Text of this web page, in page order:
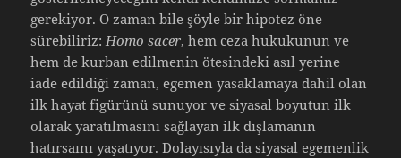
gerekiyor. O zaman bile şöyle bir hipotez öne
sürebiliriz: Homo sacer, hem ceza hukukunun ve
hem de kurban edilmenin ötesindeki asıl yerine
iade edildiği zaman, egemen yasaklamaya dahil olan
ilk hayat figürünü sunuyor ve siyasal boyutun ilk
olarak yaratılmasını sağlayan ilk dışlamanın
hatırsaını yaşatıyor. Dolayısıyla da siyasal egemenlik